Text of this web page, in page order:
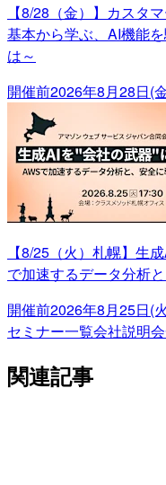
【8/28（金）】カスタ
基本から学ぶ、AI機能
は～
開催前2026年8月28日(
【8/25（火）札幌】生
で加速するデータ分析
開催前2026年8月25日(
セミナー一覧会社説明
関連記事